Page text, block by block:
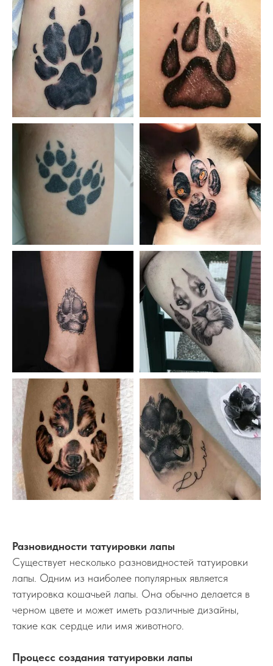
Разновидности татуировки лапы
Существует несколько разновидностей татуировки
лапы. Одним из наиболее популярных является
татуировка кошачьей лапы. Она обычно делается в
черном цвете и может иметь различные дизайны,
такие как сердце или имя животного.
Процесс создания татуировки лапы